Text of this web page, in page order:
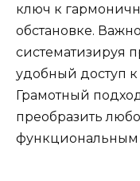
ключ к
обстановке.
систематизируя
удобный доступ
Грамотный
преобразить
функциональным